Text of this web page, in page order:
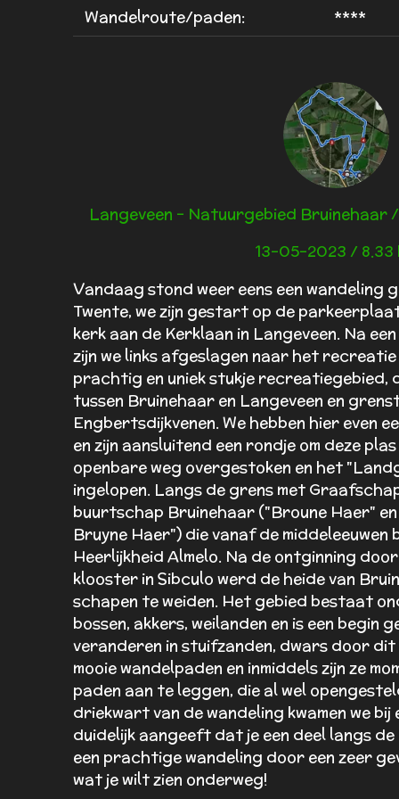
4
Wandelroute/paden:
****
Langeveen - Natuurgebied Bruinehaar
13-05-2023 / 8.33
Vandaag stond weer eens een wandeling
Twente, we zijn gestart op de
kerk aan de Kerklaan in Langeveen. Na
zijn we links afgeslagen naar het recreatie
prachtig en uniek stukje recreatiegebied,
tussen Bruinehaar en Langeveen en
Engbertsdijkvenen. We hebben hier even
en zijn aansluitend een rondje om deze
openbare weg overgestoken en het
ingelopen. Langs de grens met
buurtschap Bruinehaar ("Broune Haer"
Bruyne Haer") die vanaf de
Heerlijkheid Almelo. Na de ontginning
klooster in Sibculo werd de heide van
schapen te weiden. Het gebied bestaat
bossen, akkers, weilanden en is een begin
veranderen in stuifzanden, dwars door dit
mooie wandelpaden en inmiddels zijn ze
paden aan te leggen, die al wel
driekwart van de wandeling kwamen we
duidelijk aangeeft dat je een deel langs
een prachtige wandeling door een zeer
wat je wilt zien onderweg!